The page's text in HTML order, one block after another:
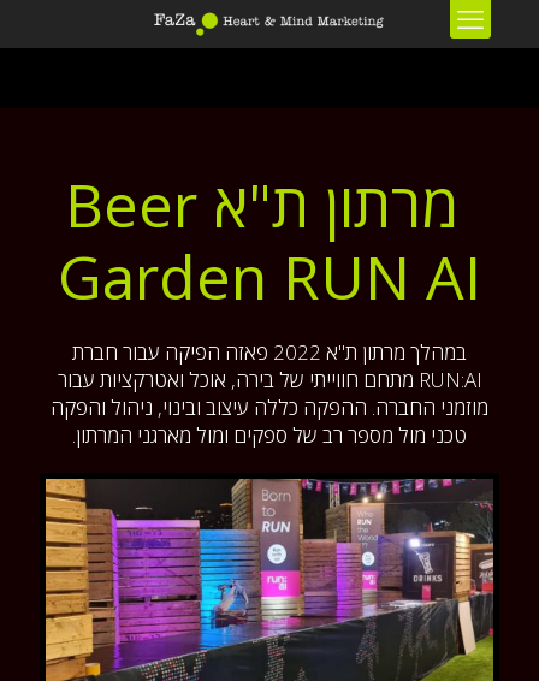
מרתון ת"א Beer
Garden RUN AI
במהלך מרתון ת"א 2022 פאזה הפיקה עבור חברת
RUN:AI מתחם חווייתי של בירה, אוכל ואטרקציות עבור
מוזמני החברה. ההפקה כללה עיצוב ובינוי, ניהול והפקה
טכני מול מספר רב של ספקים ומול מארגני המרתון.